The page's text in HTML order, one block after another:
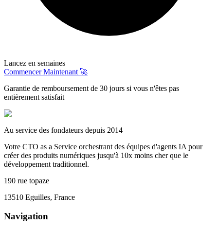
Lancez en semaines
Commencer Maintenant 🚀
Garantie de remboursement de 30 jours si vous n'êtes pas
entièrement satisfait
Au service des fondateurs depuis 2014
Votre CTO as a Service orchestrant des équipes d'agents IA pour
créer des produits numériques jusqu'à 10x moins cher que le
développement traditionnel.
190 rue topaze
13510 Eguilles, France
Navigation